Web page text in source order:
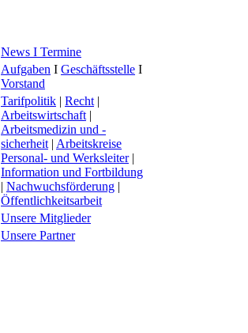
News I Termine
Aufgaben I Geschäftsstelle I
Vorstand
Tarifpolitik | Recht |
Arbeitswirtschaft |
Arbeitsmedizin und -
sicherheit | Arbeitskreise
Personal- und Werksleiter|
Information und Fortbildung
| Nachwuchsförderung |
Öffentlichkeitsarbeit
Unsere Mitglieder
Unsere Partner